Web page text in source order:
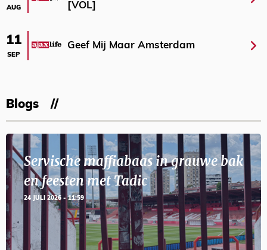
AUG
[VOL]
11
SEP
Geef Mij Maar Amsterdam
Blogs
Servische maffiabaas in grauwe bak
en feesten met Tadic
24 JULI 2026 - 11:59